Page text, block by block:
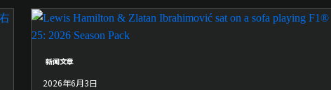
新闻文章
2026年6月3日